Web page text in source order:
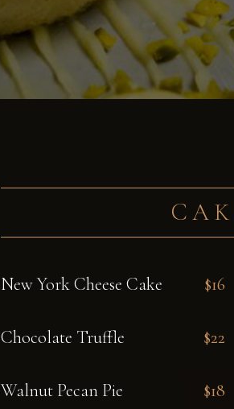
New York Cheese Cake $16
Chocolate Truffle $22
Walnut Pecan Pie $18